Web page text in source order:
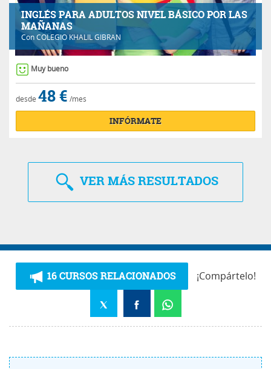
INGLÉS PARA ADULTOS NIVEL BÁSICO POR LAS
MAÑANAS
ConCOLEGIO KHALIL GIBRAN
Muy bueno
desde 48 € /mes
INFÓRMATE
VERMÁS RESULTADOS
16 CURSOS RELACIONADOS ¡Compártelo!